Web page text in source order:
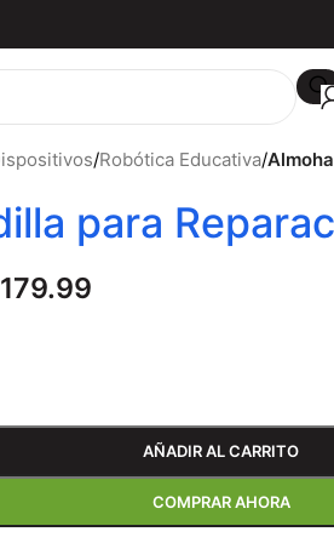
/Robótica Educativa/
para
179.99
AÑADIR AL CARRITO
COMPRAR AHORA